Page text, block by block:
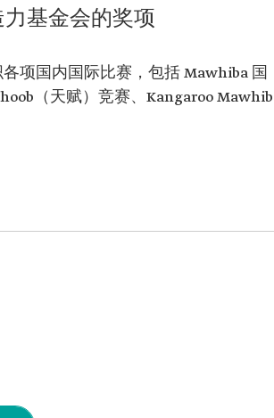
基金会的奖项
项国内国际比赛，包括 Mawhiba 国
（天赋）竞赛、Kangaroo